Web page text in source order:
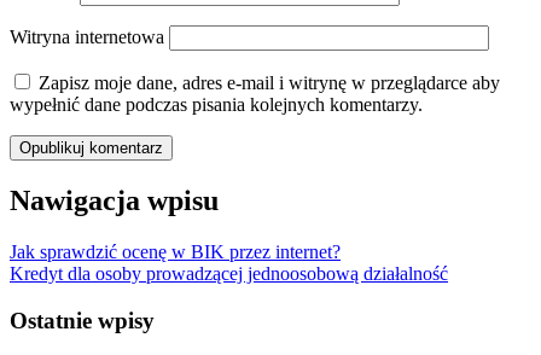
Witryna internetowa
Zapisz moje dane, adres e-mail i witrynę w przeglądarce aby
wypełnić dane podczas pisania kolejnych komentarzy.
Nawigacja wpisu
Jak sprawdzić ocenę w BIK przez internet?
Kredyt dla osoby prowadzącej jednoosobową działalność
Ostatnie wpisy